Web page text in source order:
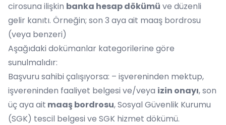
cirosuna ilişkin banka hesap dökümü ve düzenli
gelir kanıtı. Örneğin; son 3 aya ait maaş bordrosu
(veya benzeri)
Aşağıdaki dokümanlar kategorilerine göre
sunulmalıdır:
Başvuru sahibi çalışıyorsa: – işvereninden mektup,
işvereninden faaliyet belgesi ve/veya izin onayı, son
üç aya ait maaş bordrosu, Sosyal Güvenlik Kurumu
(SGK) tescil belgesi ve SGK hizmet dökümü.